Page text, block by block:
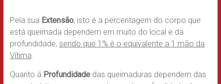
Pela sua Extensão, isto é a percentagem do corpo que
está queimada dependem em muito do local e da
profundidade, sendo que 1% é o equivalente a 1 mão da
Vítima.
Quanto á Profundidadedas queimaduras dependem das